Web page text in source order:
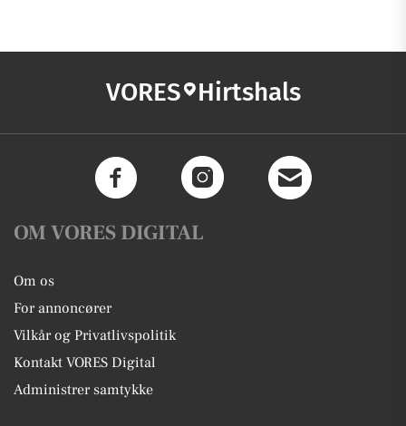
VORES Hirtshals
OM VORES DIGITAL
Om os
For annoncører
Vilkår og Privatlivspolitik
Kontakt VORES Digital
Administrer samtykke